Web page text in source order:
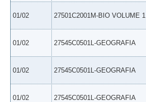
01/02 27501C2001M-BIO VOLUME 1
01/02 27545C0501L-GEOGRAFIA
01/02 27545C0501L-GEOGRAFIA
01/02 27545C0501L-GEOGRAFIA